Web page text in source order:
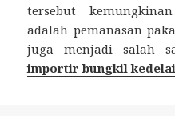
tersebut
adalah pemanasan
juga menjadi salah
importir bungkil